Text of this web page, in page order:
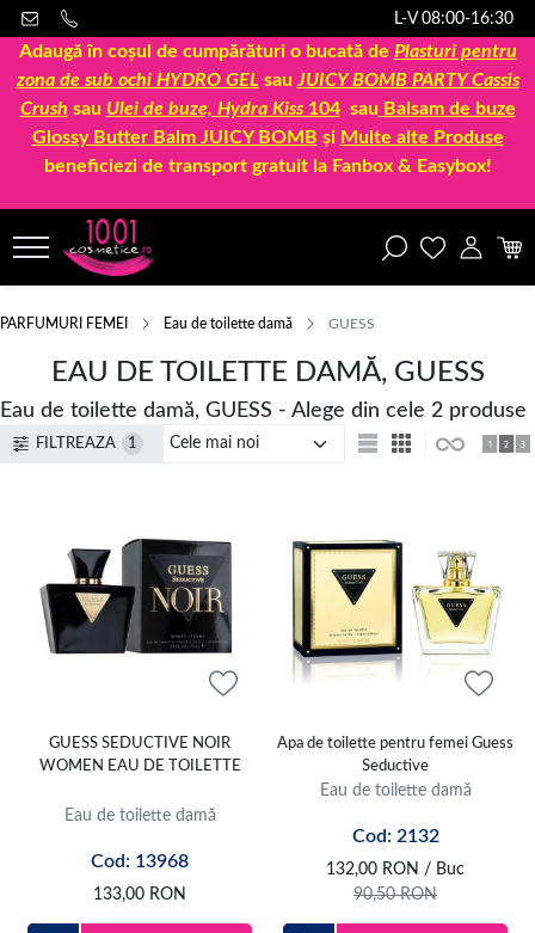
L-V 08:00-16:30
Adaugă în coșul de cumpărături o bucată de Plasturi pentru
zona de sub ochi HYDRO GEL sau JUICY BOMB PARTY Cassis
Crush sau Ulei de buze, Hydra Kiss 104sau Balsam de buze
Glossy Butter Balm JUICY BOMB și Multe alte Produse
beneficiezi de transport gratuit la Fanbox & Easybox!
PARFUMURI FEMEI Eau de toilette damă GUESS
EAU DE TOILETTE DAMĂ, GUESS
Eau de toilette damă, GUESS - Alege din cele 2 produse
FILTREAZA 1
GUESS SEDUCTIVE NOIR
WOMEN EAU DE TOILETTE
Eau de toilette damă
Cod: 13968
133,00 RON
Apa de toilette pentru femei Guess
Seductive
Eau de toilette damă
Cod: 2132
132,00 RON / Buc
90,50RON